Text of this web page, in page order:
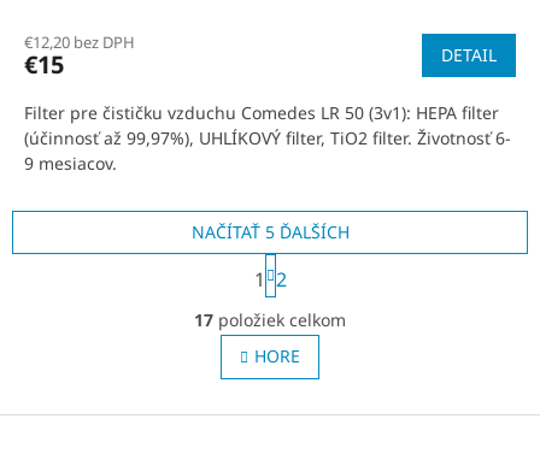
€12,20 bez DPH
€15 DETAIL
Filter pre čističku vzduchu Comedes LR 50 (3v1): HEPA filter
(účinnosť až 99,97%), UHLÍKOVÝ filter, TiO2 filter. Životnosť 6-
9 mesiacov.
O
v
l
á
a
NAČÍTAŤ 5 ĎALŠÍCH
S
t
r
á
n
k
o
1 2
17 položiek celkom
HORE
Z